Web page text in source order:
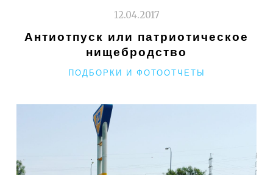
ПАРИЖЕМ"
12.04.2017
Антиотпуск или патриотическое
нищебродство
РУБРИКИ
ПОДБОРКИ И ФОТООТЧЕТЫ